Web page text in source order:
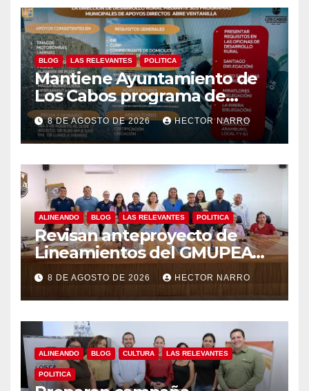
BLOG LAS RELEVANTES POLITICA
Mantiene Ayuntamiento de
Los Cabos programa de
apoyos para agricultores,
ganaderos y apicultores
8 DE AGOSTO DE 2026 HECTOR NARRO
ALINEANDO BLOG LAS RELEVANTES POLITICA
Revisan anteproyecto de
Lineamientos del GMUPEA
en Los Cabos
8 DE AGOSTO DE 2026 HECTOR NARRO
ALINEANDO BLOG CULTURA LAS RELEVANTES
POLITICA